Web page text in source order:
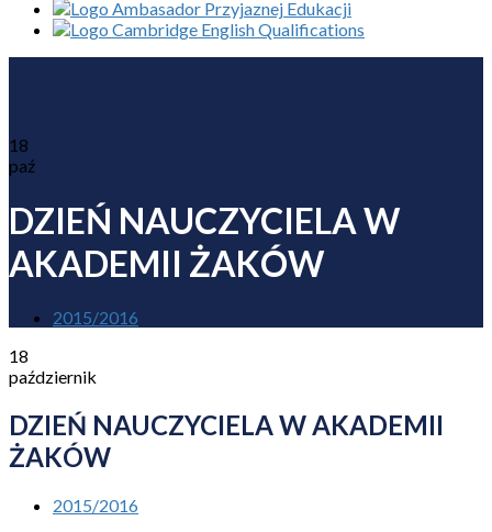
18
paź
DZIEŃ NAUCZYCIELA W
AKADEMII ŻAKÓW
2015/2016
18
październik
DZIEŃ NAUCZYCIELA W AKADEMII
ŻAKÓW
2015/2016